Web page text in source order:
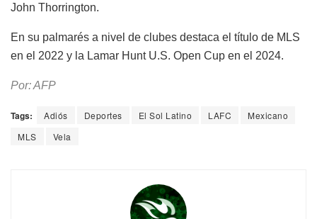
John Thorrington.
En su palmarés a nivel de clubes destaca el título de MLS
en el 2022 y la Lamar Hunt U.S. Open Cup en el 2024.
Por: AFP
Tags: Adiós Deportes El Sol Latino LAFC
Mexicano
MLS
Vela